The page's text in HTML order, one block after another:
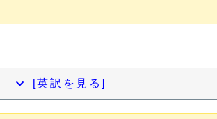
[英訳を見る]